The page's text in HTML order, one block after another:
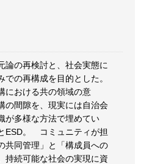
論の再検討と、社会実態に
の再構成を目的とした。
における共の領域の意
間隙を、現実には自治会
が多様な方法で埋めてい
ESD。 コミュニティが担
共同管理」と「構成員への
持続可能な社会の実現に資